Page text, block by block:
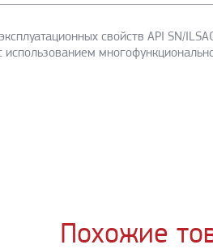
свойств API SN/
Похожие